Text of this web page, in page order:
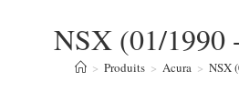
NSX (01/1990
> Produits > Acura > NSX